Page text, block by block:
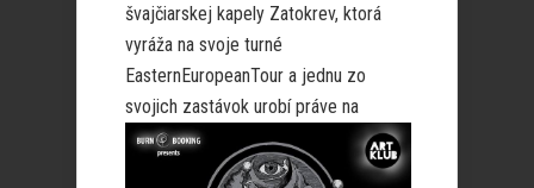
švajčiarskej kapely Zatokrev, ktorá
vyráža na svoje turné
EasternEuropeanTour a jednu zo
svojich zastávok urobí práve na